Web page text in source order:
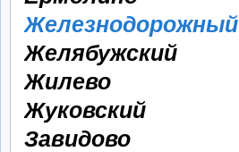
Железнодорожный
Желябужский
Жилево
Жуковский
Завидово